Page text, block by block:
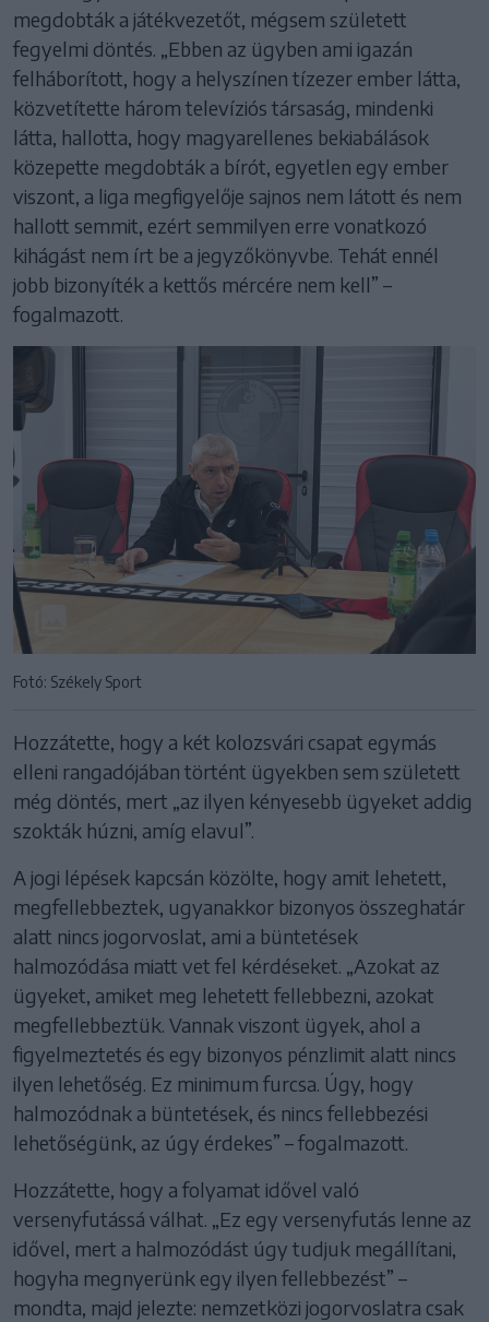
megdobták a játékvezetőt, mégsem született
fegyelmi döntés. „Ebben az ügyben ami igazán
felháborított, hogy a helyszínen tízezer ember látta,
közvetítette három televíziós társaság, mindenki
látta, hallotta, hogy magyarellenes bekiabálások
közepette megdobták a bírót, egyetlen egy ember
viszont, a liga megfigyelője sajnos nem látott és nem
hallott semmit, ezért semmilyen erre vonatkozó
kihágást nem írt be a jegyzőkönyvbe. Tehát ennél
jobb bizonyíték a kettős mércére nem kell” –
fogalmazott.
Fotó: Székely Sport
Hozzátette, hogy a két kolozsvári csapat egymás
elleni rangadójában történt ügyekben sem született
még döntés, mert „az ilyen kényesebb ügyeket addig
szokták húzni, amíg elavul”.
A jogi lépések kapcsán közölte, hogy amit lehetett,
megfellebbeztek, ugyanakkor bizonyos összeghatár
alatt nincs jogorvoslat, ami a büntetések
halmozódása miatt vet fel kérdéseket. „Azokat az
ügyeket, amiket meg lehetett fellebbezni, azokat
megfellebbeztük. Vannak viszont ügyek, ahol a
figyelmeztetés és egy bizonyos pénzlimit alatt nincs
ilyen lehetőség. Ez minimum furcsa. Úgy, hogy
halmozódnak a büntetések, és nincs fellebbezési
lehetőségünk, az úgy érdekes” – fogalmazott.
Hozzátette, hogy a folyamat idővel való
versenyfutássá válhat. „Ez egy versenyfutás lenne az
idővel, mert a halmozódást úgy tudjuk megállítani,
hogyha megnyerünk egy ilyen fellebbezést” –
mondta, majd jelezte: nemzetközi jogorvoslatra csak